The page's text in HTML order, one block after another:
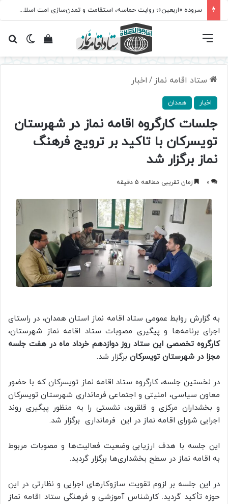
سروده‌ «اربعین»؛ روایت حماسه، استقامت و تمدن‌سازی امت اسلامی
تغییرمشاهده فهرست
ستاد اقامه نماز / اخبار
اخبار همدان
جلسات کارگروه اقامه نماز در شهرستان
تویسرکان با تاکید بر ترویج فرهنگ
نماز برگزار شد
0 زمان تقریبی مطالعه 5 دقیقه
به گزارش روابط عمومی ستاد اقامه نماز استان همدان، در راستای
اجرای برنامه‌ها و پیگیری مصوبات ستاد اقامه نماز شهرستان،
کارگروه تخصصی این ستاد روز دوازدهم خرداد ماه در هفت جلسه
مجزا در شهرستان تویسرکان برگزار شد.
در نخستین جلسه، کارگروه ستاد اقامه نماز تویسرکان که با حضور
معاون سیاسی، امنیتی و اجتماعی فرمانداری شهرستان تویسرکان
و بخشداران مرکزی و قلقرود، نشستی را به منظور پیگیری روند
اجرایی شورای اقامه نماز در این فرمانداری برگزار شد.
این جلسه با هدف ارزیابی وضعیت فعالیت‌ها و مصوبات مربوط
به اقامه نماز در سطح بخشداری‌ها برگزار گردید.
در این جلسه بر لزوم تقویت سازوکارهای اجرایی و نظارتی در این
حوزه تأکید گردید. کارشناس آموزشی و فرهنگی ستاد اقامه نماز